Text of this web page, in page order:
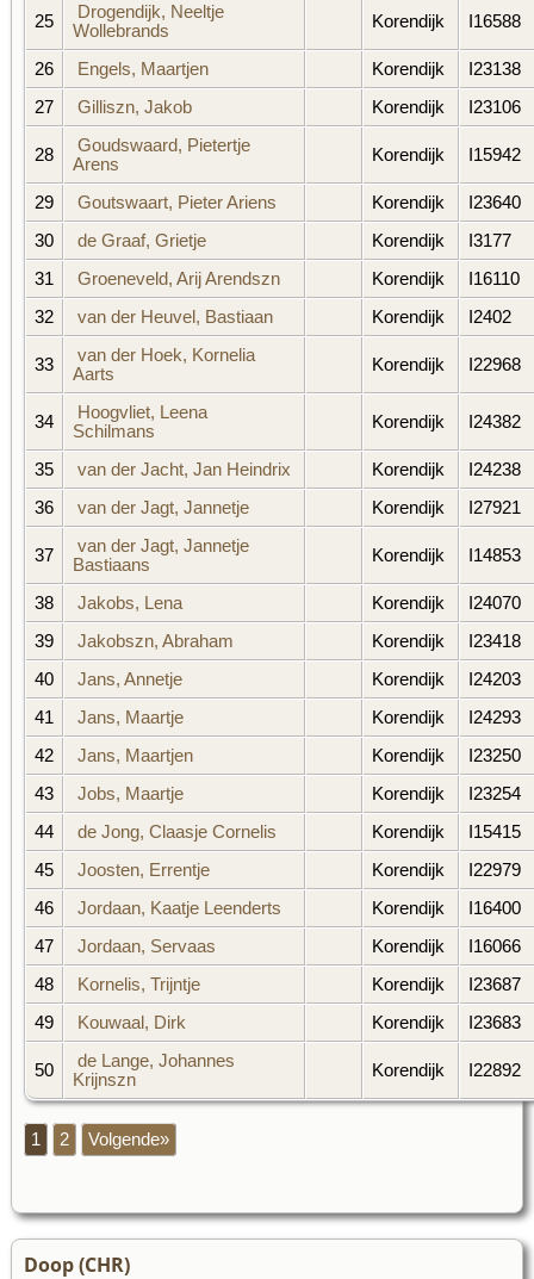
25
Drogendijk, Neeltje
Wollebrands
Korendijk I16588
26 Engels, Maartjen Korendijk
I23138
27
Gilliszn, Jakob Korendijk I23106
28
Goudswaard, Pietertje
Arens
Korendijk I15942
29 Goutswaart, Pieter Ariens Korendijk
I23640
30
de Graaf, Grietje Korendijk
I3177
31
Groeneveld, Arij Arendszn Korendijk
I16110
32
van der Heuvel, Bastiaan Korendijk I2402
33
van der Hoek, Kornelia
Aarts
Korendijk I22968
34
Hoogvliet, Leena
Schilmans
Korendijk I24382
35 van der Jacht, Jan Heindrix Korendijk
I24238
36
van der Jagt, Jannetje Korendijk I27921
37
van der Jagt, Jannetje
Bastiaans
Korendijk I14853
38 Jakobs, Lena Korendijk
I24070
39
Jakobszn, Abraham Korendijk
I23418
40
Jans, Annetje Korendijk
I24203
41
Jans, Maartje Korendijk
I24293
42
Jans, Maartjen Korendijk
I23250
43
Jobs, Maartje Korendijk
I23254
44
de Jong, Claasje Cornelis Korendijk
I15415
45
Joosten, Errentje Korendijk
I22979
46
Jordaan, Kaatje Leenderts Korendijk
I16400
47
Jordaan, Servaas Korendijk
I16066
48
Kornelis, Trijntje Korendijk
I23687
49
Kouwaal, Dirk Korendijk I23683
50
de Lange, Johannes
Krijnszn
Korendijk I22892
1 2 Volgende»
Doop (CHR)